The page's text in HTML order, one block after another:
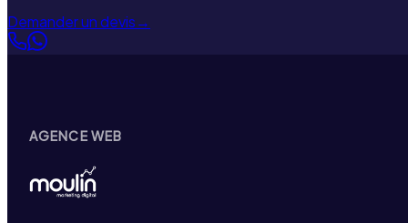
Demander un devis→
AGENCE WEB